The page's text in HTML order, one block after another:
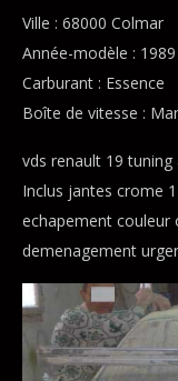
Ville : 68000 Colmar
Année-modèle :
Carburant : Essence
Boîte de vitesse :
vds renault 19
Inclus jantes crome
echapement couleur
demenagement